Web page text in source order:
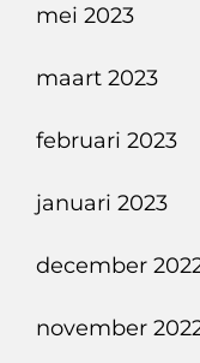
mei 2023
maart 2023
februari 2023
januari 2023
december
november